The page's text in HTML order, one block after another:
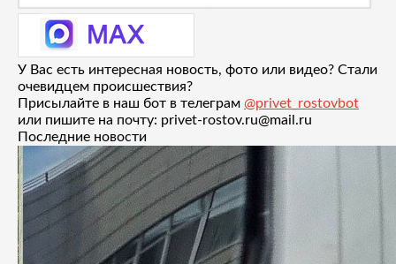
У Вас есть интересная новость, фото или видео? Стали
очевидцем происшествия?
Присылайте в наш бот в телеграм @privet_rostovbot
или пишите на почту: privet-rostov.ru@mail.ru
Последние новости